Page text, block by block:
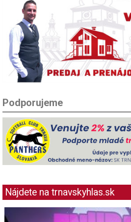
Podporujeme
Nájdete na trnavskyhlas.sk